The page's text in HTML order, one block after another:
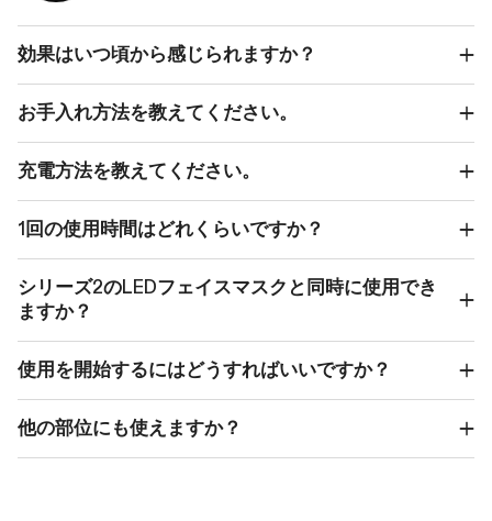
効果はいつ頃から感じられますか？
お手入れ方法を教えてください。
充電方法を教えてください。
1回の使用時間はどれくらいですか？
シリーズ2のLEDフェイスマスクと同時に使用でき
ますか？
使用を開始するにはどうすればいいですか？
他の部位にも使えますか？